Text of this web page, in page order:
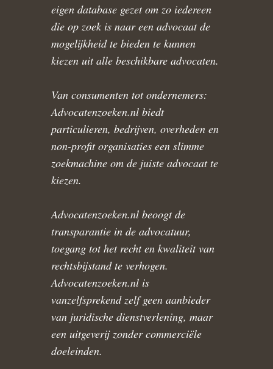
eigen database gezet om zo iedereen
die op zoek is naar een advocaat de
mogelijkheid te bieden te kunnen
kiezen uit alle beschikbare advocaten.
Van consumenten tot ondernemers:
Advocatenzoeken.nl biedt
particulieren, bedrijven, overheden en
non-profit organisaties een slimme
zoekmachine om de juiste advocaat te
kiezen.
Advocatenzoeken.nl beoogt de
transparantie in de advocatuur,
toegang tot het recht en kwaliteit van
rechtsbijstand te verhogen.
Advocatenzoeken.nl is
vanzelfsprekend zelf geen aanbieder
van juridische dienstverlening, maar
een uitgeverij zonder commerciële
doeleinden.